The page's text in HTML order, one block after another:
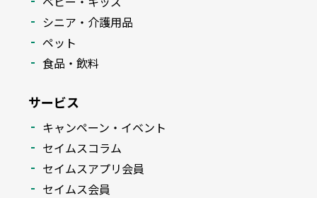
シニア・介護用品
ペット
食品・飲料
サービス
キャンペーン・イベント
セイムスコラム
セイムスアプリ会員
セイムス会員